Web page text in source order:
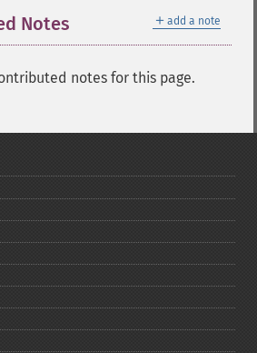
＋ add a note
Notes
notes for this page.